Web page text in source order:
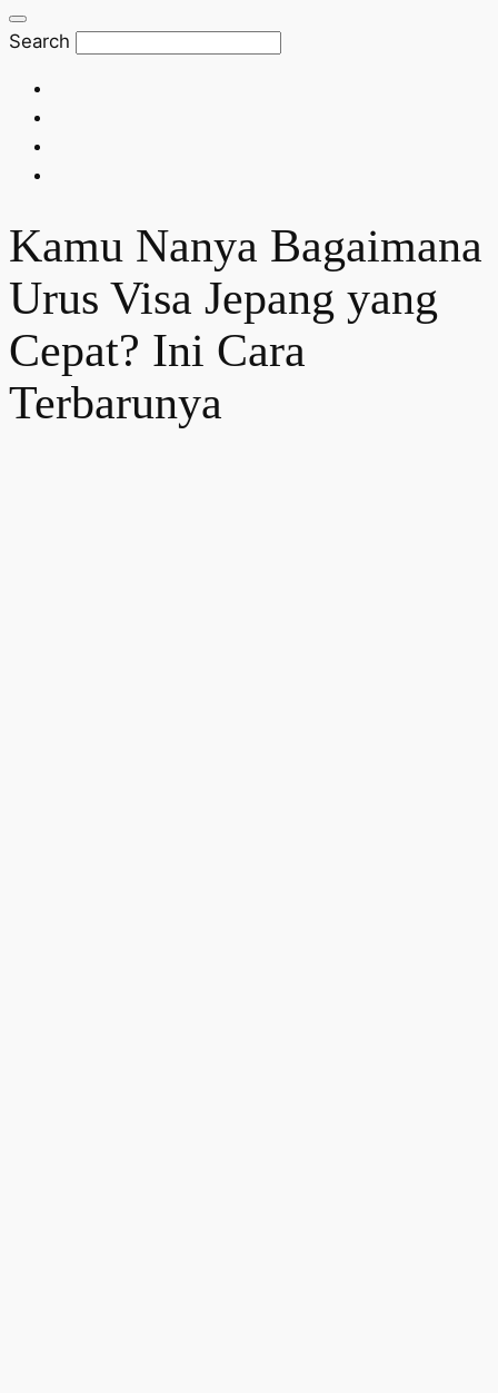
Search
Kamu Nanya Bagaimana
Urus Visa Jepang yang
Cepat? Ini Cara
Terbarunya